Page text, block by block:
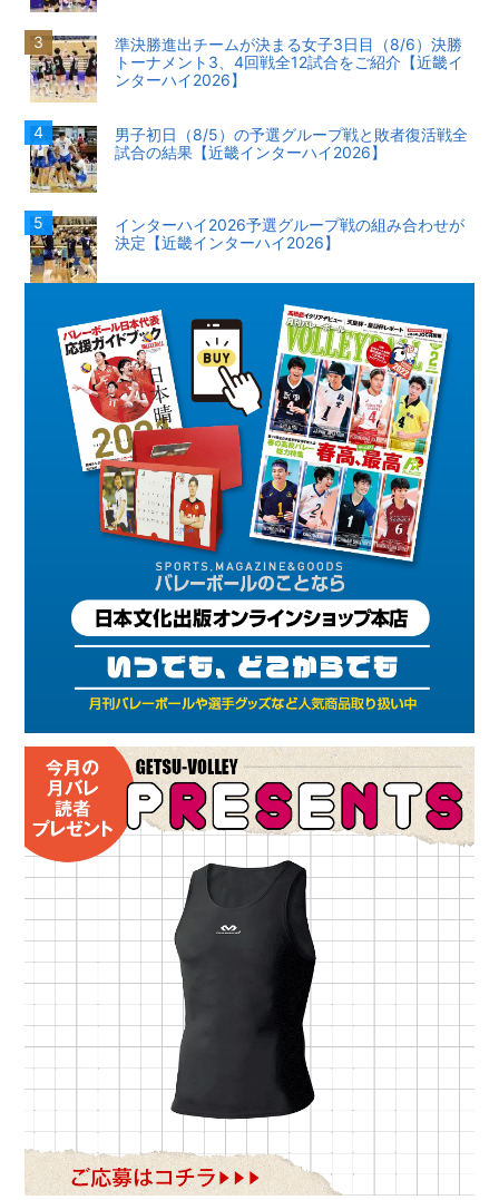
準決勝進出チームが決まる女子3日目（8/6）決勝
トーナメント3、4回戦全12試合をご紹介【近畿イ
ンターハイ2026】
男子初日（8/5）の予選グループ戦と敗者復活戦全
試合の結果【近畿インターハイ2026】
インターハイ2026予選グループ戦の組み合わせが
決定【近畿インターハイ2026】